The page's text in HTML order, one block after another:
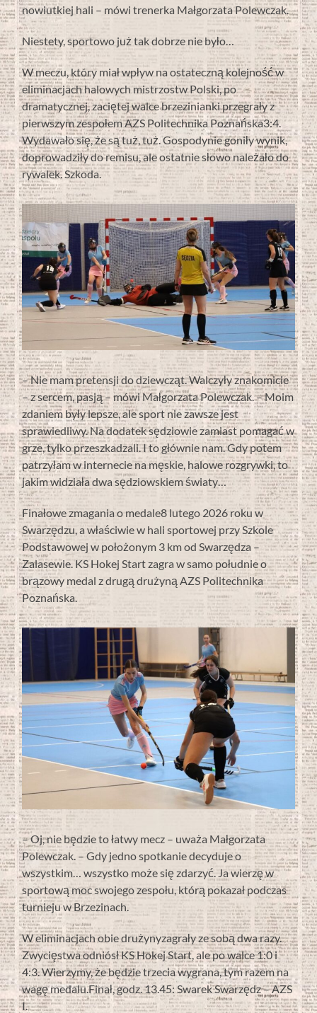
nowiutkiej hali – mówi trenerka Małgorzata Polewczak.
Niestety, sportowo już tak dobrze nie było…
W meczu, który miał wpływ na ostateczną kolejność w
eliminacjach halowych mistrzostw Polski, po
dramatycznej, zaciętej walce brzezinianki przegrały z
pierwszym zespołem AZS Politechnika Poznańska3:4.
Wydawało się, że są tuż, tuż. Gospodynie goniły wynik,
doprowadziły do remisu, ale ostatnie słowo należało do
rywalek. Szkoda.
– Nie mam pretensji do dziewcząt. Walczyły znakomicie
– z sercem, pasją – mówi Małgorzata Polewczak. – Moim
zdaniem były lepsze, ale sport nie zawsze jest
sprawiedliwy. Na dodatek sędziowie zamiast pomagać w
grze, tylko przeszkadzali. I to głównie nam. Gdy potem
patrzyłam w internecie na męskie, halowe rozgrywki, to
jakim widziała dwa sędziowskiem światy…
Finałowe zmagania o medale8 lutego 2026 roku w
Swarzędzu, a właściwie w hali sportowej przy Szkole
Podstawowej w położonym 3 km od Swarzędza –
Zalasewie. KS Hokej Start zagra w samo południe o
brązowy medal z drugą drużyną AZS Politechnika
Poznańska.
– Oj, nie będzie to łatwy mecz – uważa Małgorzata
Polewczak. – Gdy jedno spotkanie decyduje o
wszystkim… wszystko może się zdarzyć. Ja wierzę w
sportową moc swojego zespołu, którą pokazał podczas
turnieju w Brzezinach.
W eliminacjach obie drużynyzagrały ze sobą dwa razy.
Zwycięstwa odniósł KS Hokej Start, ale po walce 1:0 i
4:3. Wierzymy, że będzie trzecia wygrana, tym razem na
wagę medalu.Finał, godz. 13.45: Swarek Swarzędz – AZS
I.